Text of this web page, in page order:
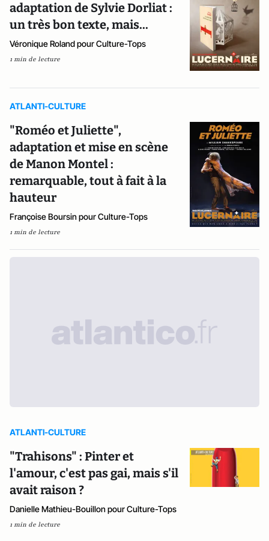
adaptation de Sylvie Dorliat :
un très bon texte, mais...
Véronique Roland pour Culture-Tops
1 min de lecture
ATLANTI-CULTURE
"Roméo et Juliette",
adaptation et mise en scène
de Manon Montel :
remarquable, tout à fait à la
hauteur
Françoise Boursin pour Culture-Tops
1 min de lecture
ATLANTI-CULTURE
"Trahisons" : Pinter et
l'amour, c'est pas gai, mais s'il
avait raison ?
Danielle Mathieu-Bouillon pour Culture-Tops
1 min de lecture